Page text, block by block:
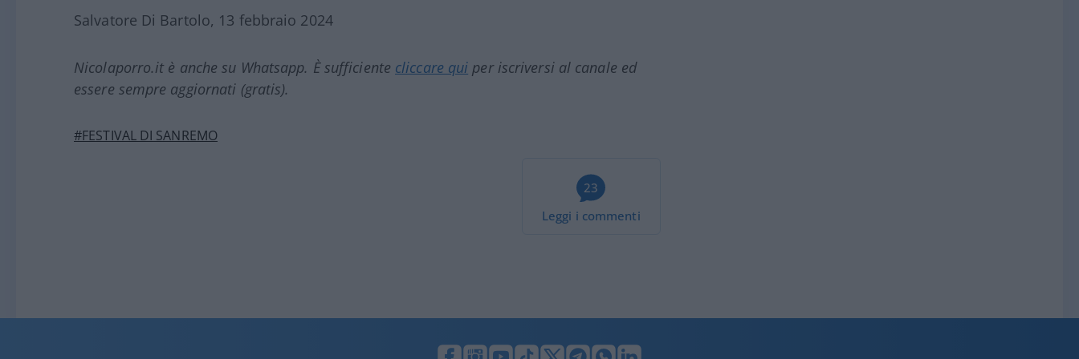
Salvatore Di Bartolo, 13 febbraio 2024
Nicolaporro.it è anche su Whatsapp. È sufficiente cliccare qui per iscriversi al canale ed
essere sempre aggiornati (gratis).
#FESTIVAL DI SANREMO
23
Leggi i commenti